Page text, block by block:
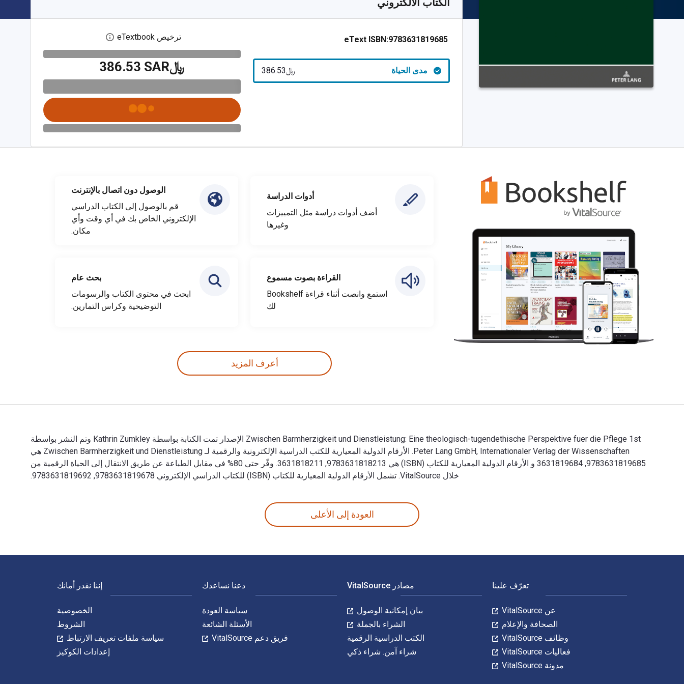
الكتاب الالكتروني
eText ISBN:9783631819685
مدى الحياة ﷼‎386.53
ترخيص eTextbook افتح مربع حوار الترخيص
﷼‎386.53 SAR
أدوات الدراسة
أضف أدوات دراسة مثل التمييزات
وغيرها
القراءة بصوت مسموع
استمع وانصت أثناء قراءة Bookshelf
لك
الوصول دون اتصال بالإنترنت
قم بالوصول إلى الكتاب الدراسي
الإلكتروني الخاص بك في أي وقت وأي
مكان.
بحث عام
ابحث في محتوى الكتاب والرسومات
التوضيحية وكراس التمارين.
أعرف المزيد
Zwischen Barmherzigkeit und Dienstleistung: Eine theologisch-tugendethische Perspektive fuer die Pflege 1st الإصدار تمت الكتابة بواسطة Kathrin Zumkley وتم النشر بواسطة
Peter Lang GmbH, Internationaler Verlag der Wissenschaften. الأرقام الدولية المعيارية للكتب الدراسية الإلكترونية والرقمية لـ Zwischen Barmherzigkeit und Dienstleistung هي
9783631819685, 3631819684 و الأرقام الدولية المعيارية للكتاب (ISBN) هي 9783631818213, 3631818211. وفّر حتى 80% في مقابل الطباعة عن طريق الانتقال إلى الحياة الرقمية من
خلال VitalSource. تشمل الأرقام الدولية المعيارية للكتاب (ISBN) للكتاب الدراسي الإلكتروني 9783631819678, 9783631819692.
العودة إلى الأعلى
تعرّف علينا
عن VitalSource
الصحافة والإعلام
وظائف VitalSource
فعاليات VitalSource
مدونة VitalSource
مصادر VitalSource
بيان إمكانية الوصول
الشراء بالجملة
الكتب الدراسية الرقمية
شراء آمن. شراء ذكي
دعنا نساعدك
سياسة العودة
الأسئلة الشائعة
فريق دعم VitalSource
إننا نقدر أمانك
الخصوصية
الشروط
سياسة ملفات تعريف الارتباط
إعدادات الكوكيز